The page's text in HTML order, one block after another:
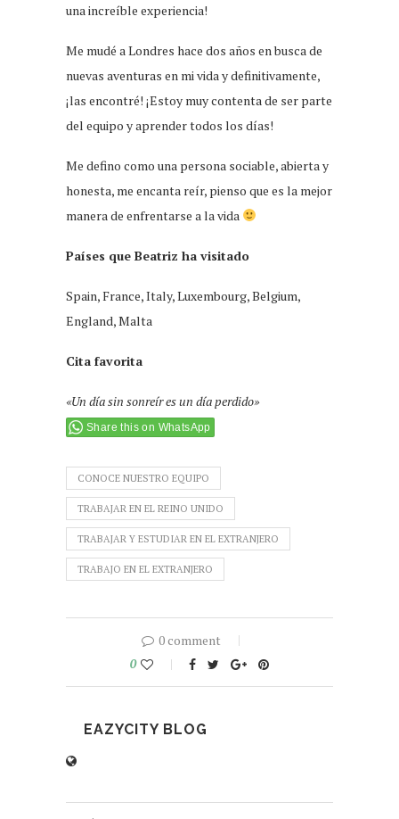
una increíble experiencia!
Me mudé a Londres hace dos años en busca de
nuevas aventuras en mi vida y definitivamente,
¡las encontré! ¡Estoy muy contenta de ser parte
del equipo y aprender todos los días!
Me defino como una persona sociable, abierta y
honesta, me encanta reír, pienso que es la mejor
manera de enfrentarse a la vida
Países que Beatriz ha visitado
Spain, France, Italy, Luxembourg, Belgium,
England, Malta
Cita favorita
«Un día sin sonreír es un día perdido»
Share this on WhatsApp
CONOCE NUESTRO EQUIPO
TRABAJAR EN EL REINO UNIDO
TRABAJAR Y ESTUDIAR EN EL EXTRANJERO
TRABAJO EN EL EXTRANJERO
0 comment
0
EAZYCITY BLOG